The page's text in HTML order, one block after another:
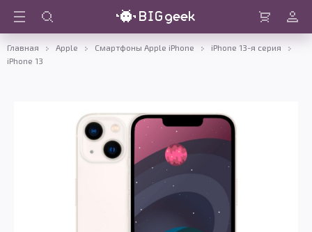
Войти
Главная Apple Смартфоны Apple iPhone
iPhone 13-я серия
iPhone 13